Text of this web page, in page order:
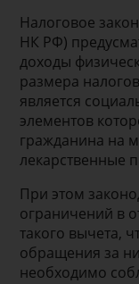
Налоговое
НК РФ)
доходы
размера
является
элементов
гражданина на
лекарственные
При этом
ограничений в
такого вычета,
обращения за
необходимо